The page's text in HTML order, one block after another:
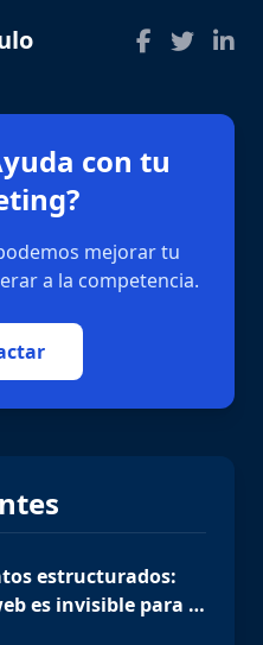
con tu
mejorar tu
a la competencia.
estructurados:
es invisible para la